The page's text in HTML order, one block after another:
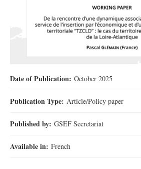
Date of Publication: October 2025
Publication Type: Article/Policy paper
Published by: GSEF Secretariat
Available in: French